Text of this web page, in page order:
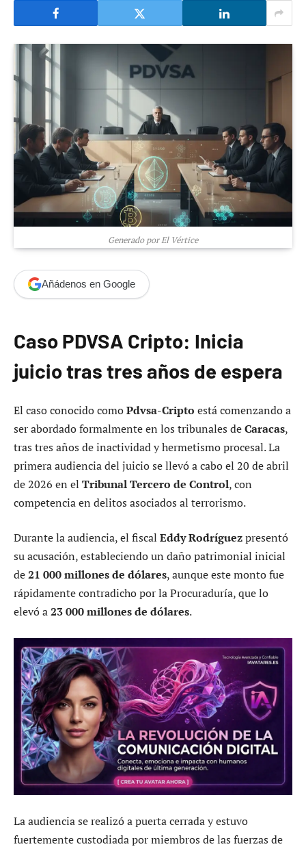
Generado por El Vértice
Añádenos en Google
Caso PDVSA Cripto: Inicia
juicio tras tres años de espera
El caso conocido comoPdvsa-Cripto está comenzando a
ser abordado formalmente en los tribunales deCaracas,
tras tres años de inactividad y hermetismo procesal. La
primera audiencia del juicio se llevó a cabo el 20 de abril
de 2026 en el Tribunal Tercero de Control, con
competencia en delitos asociados al terrorismo.
Durante la audiencia, el fiscal Eddy Rodríguezpresentó
su acusación, estableciendo un daño patrimonial inicial
de21 000 millones de dólares, aunque este monto fue
rápidamente contradicho por la Procuraduría, que lo
elevó a23 000 millones de dólares.
La audiencia se realizó a puerta cerrada y estuvo
fuertemente custodiada por miembros de las fuerzas de